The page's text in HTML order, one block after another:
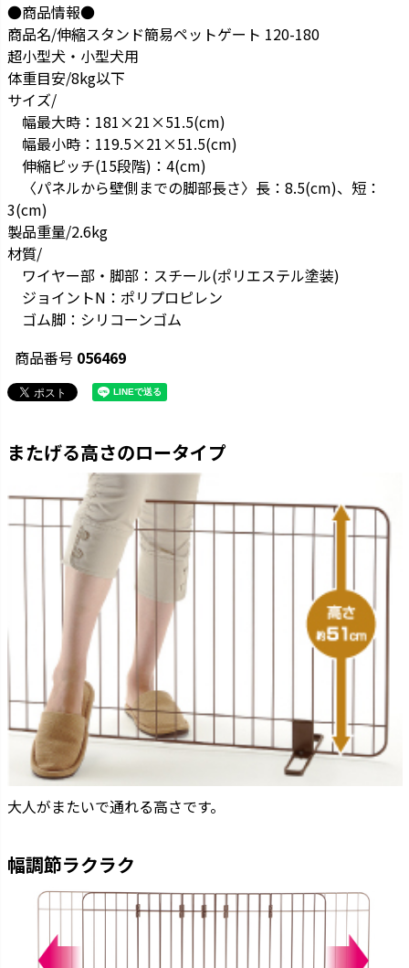
●商品情報●
商品名/伸縮スタンド簡易ペットゲート 120-180
超小型犬・小型犬用
体重目安/8kg以下
サイズ/
幅最大時：181×21×51.5(cm)
幅最小時：119.5×21×51.5(cm)
伸縮ピッチ(15段階)：4(cm)
〈パネルから壁側までの脚部長さ〉長：8.5(cm)、短：
3(cm)
製品重量/2.6kg
材質/
ワイヤー部・脚部：スチール(ポリエステル塗装)
ジョイントN：ポリプロピレン
ゴム脚：シリコーンゴム
商品番号 056469
またげる高さのロータイプ
大人がまたいで通れる高さです。
幅調節ラクラク